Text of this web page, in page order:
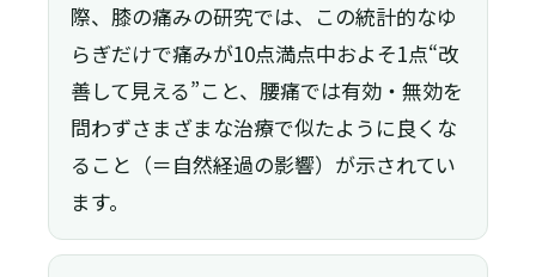
際、膝の痛みの研究では、この統計的なゆ
らぎだけで痛みが10点満点中およそ1点“改
善して見える”こと、腰痛では有効・無効を
問わずさまざまな治療で似たように良くな
ること（＝自然経過の影響）が示されてい
ます。